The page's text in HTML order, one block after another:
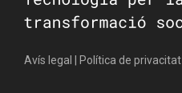
Avís legal Política de privacitat